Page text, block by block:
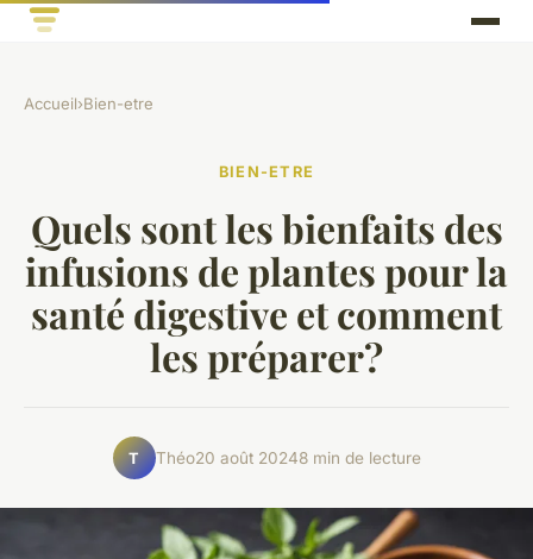
Accueil›Bien-etre
BIEN-ETRE
Quels sont les bienfaits des
infusions de plantes pour la
santé digestive et comment
les préparer?
T Théo20 août 20248 min de lecture